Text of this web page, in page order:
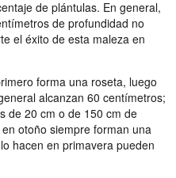
de plántulas. En general,
de profundidad no
el éxito de esta maleza en
forma una roseta, luego
alcanzan 60 centímetros;
de 20 cm o de 150 cm de
otoño siempre forman una
hacen en primavera pueden